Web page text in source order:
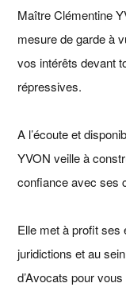
Maître Clémentine
mesure de garde à
vos intérêts devant
répressives.
A l’écoute et
YVON veille à
confiance avec ses
Elle met à profit ses
juridictions et au
d’Avocats pour